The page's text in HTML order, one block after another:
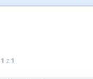
z
1 z 1